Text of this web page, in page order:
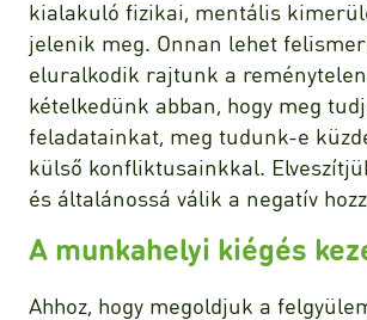
kialakuló fizikai, mentális
jelenik meg. Onnan lehet
eluralkodik rajtunk a
kételkedünk abban, hogy meg
feladatainkat, meg tudunk-e
külső konfliktusainkkal.
és általánossá válik a negatív
A munkahelyi kiégés
Ahhoz, hogy megoldjuk a